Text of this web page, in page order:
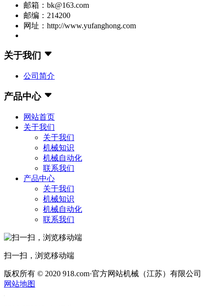
邮箱：bk@163.com
邮编：214200
网址：http://www.yufanghong.com
关于我们
公司简介
产品中心
网站首页
关于我们
关于我们
机械知识
机械自动化
联系我们
产品中心
关于我们
机械知识
机械自动化
联系我们
扫一扫，浏览移动端
版权所有 © 2020 918.com·官方网站机械（江苏）有限公司
网站地图